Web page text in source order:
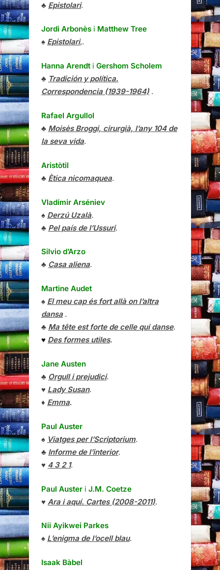
♣ Epistolari.
Jordi Arbonès i Matthew Tree
♠ Epistolari,.
Hanna Arendt i Gershom Scholem
♣ Tradición y política.
Correspondencia (1939-1964) .
Rafael Argullol
♣ Moisès Broggi, cirurgià, l’any 104 de
la seva vida.
Aristòtil
♣ Ètica nicomaquea.
Vladímir Arséniev
♠ Derzú Uzalà.
♣ Pel país de l’Ussuri.
Silvio d’Arzo
♣ Casa aliena.
Martine Audet
♠ El meu cap és fort allà on l’altra
dansa.
♣ Ma tête est forte de celle qui danse.
♥ Des formes utiles.
Jane Austen
♣ Orgull i prejudici.
♥ Lady Susan.
♦ Emma.
Paul Auster
♠ Viatges per l’Scriptorium.
♣ Informe de l’interior.
♥ 4 3 2 1.
Paul Auster i J.M. Coetze
♥ Ara i aquí. Cartes (2008-2011).
Nii Ayikwei Parkes
♠ L’enigma de l’ocell blau.
Isaak Bàbel